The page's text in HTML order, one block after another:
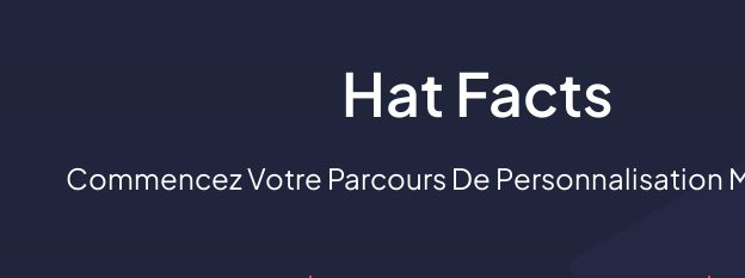
Hat Facts
Commencez Votre Parcours De Personnalisation